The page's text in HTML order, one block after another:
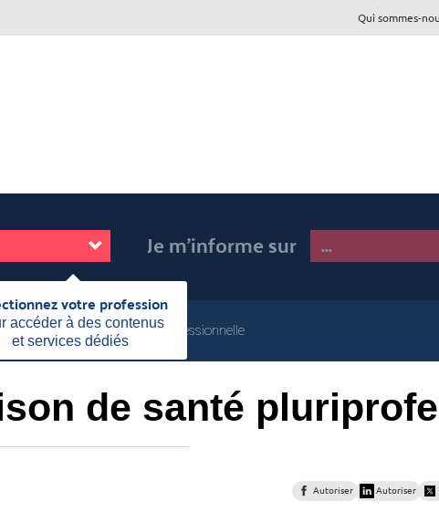
Qui sommes-
Je m'informe sur
votre profession
accéder à des contenus
et services dédiés
information
Page
Maison de santé pluriprofessionnelle
de santé
Autoriser Autoriser